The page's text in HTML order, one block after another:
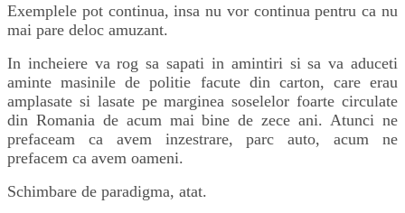
Exemplele pot continua, insa nu vor continua pentru ca nu
mai pare deloc amuzant.
In incheiere va rog sa sapati in amintiri si sa va aduceti
aminte masinile de politie facute din carton, care erau
amplasate si lasate pe marginea soselelor foarte circulate
din Romania de acum mai bine de zece ani. Atunci ne
prefaceam ca avem inzestrare, parc auto, acum ne
prefacem ca avem oameni.
Schimbare de paradigma, atat.